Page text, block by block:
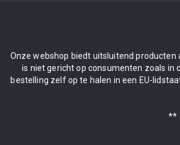
Onze webshop biedt uitsluitend producten
is niet gericht op consumenten zoals in
bestelling zelf op te halen in een EU-
**